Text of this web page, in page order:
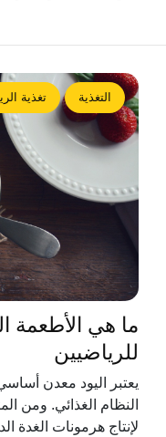
التغذية تغذية
ما هي الأطعمة
للرياضيين
يعتبر اليود معدن
النظام الغذائي. ومن
لإنتاج هرمونات الغدة